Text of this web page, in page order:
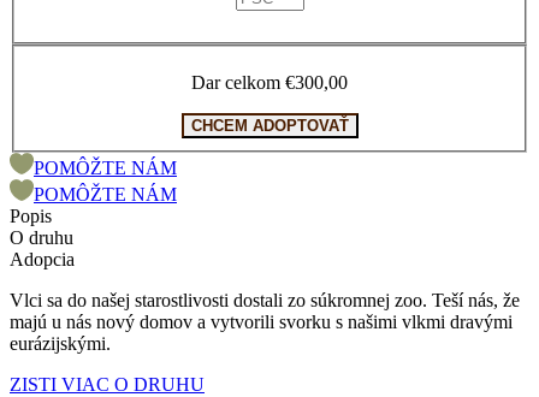
Dar celkom €300,00
POMÔŽTE NÁM
POMÔŽTE NÁM
Popis
O druhu
Adopcia
Vlci sa do našej starostlivosti dostali zo súkromnej zoo. Teší nás, že
majú u nás nový domov a vytvorili svorku s našimi vlkmi dravými
eurázijskými.
ZISTI VIAC O DRUHU